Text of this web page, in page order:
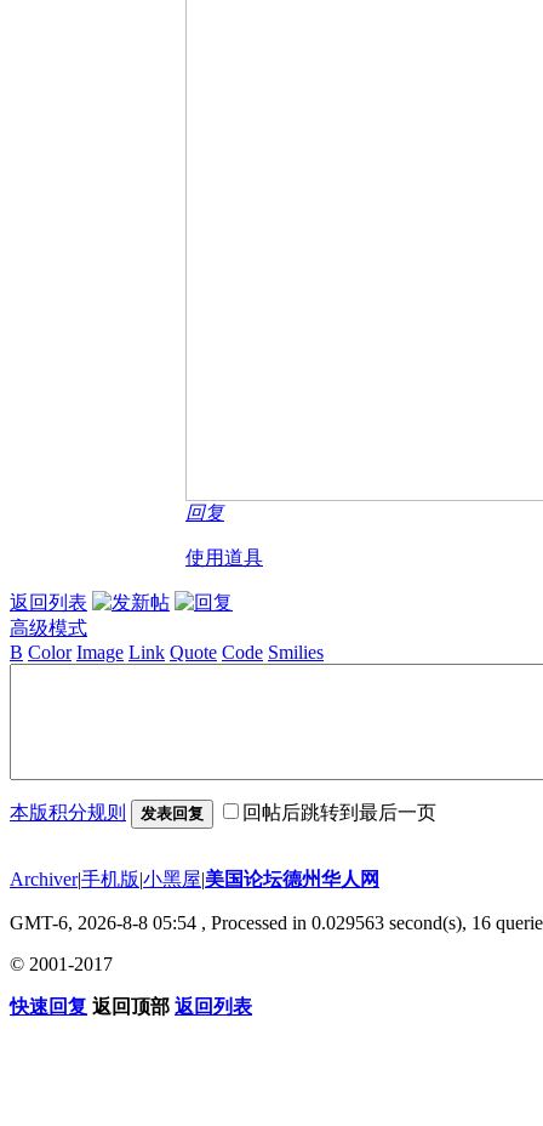
回复
使用道具
返回列表
高级模式
B Color Image Link Quote Code Smilies
本版积分规则 发表回复 回帖后跳转到最后一页
Archiver|手机版|小黑屋|美国论坛德州华人网
GMT-6, 2026-8-8 05:54 , Processed in 0.029563 second(s), 16
© 2001-2017
快速回复 返回顶部 返回列表